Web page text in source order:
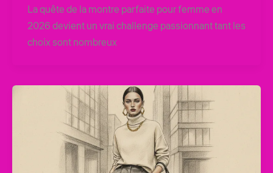
La quête de la montre parfaite pour femme en
2026 devient un vrai challenge passionnant tant les
choix sont nombreux